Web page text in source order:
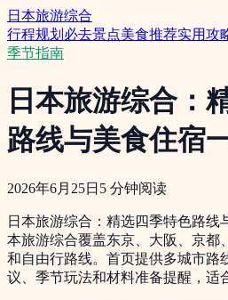
日本旅游综合
行程规划 必去景点美食推荐实用攻
季节指南
日本旅游综合：
路线与美食住宿
2026年6月25日 5 分钟阅读
日本旅游综合：精选四季特色路线
本旅游综合覆盖东京、大阪、京都
和自由行路线。首页提供多城市路
议、季节玩法和材料准备提醒，适